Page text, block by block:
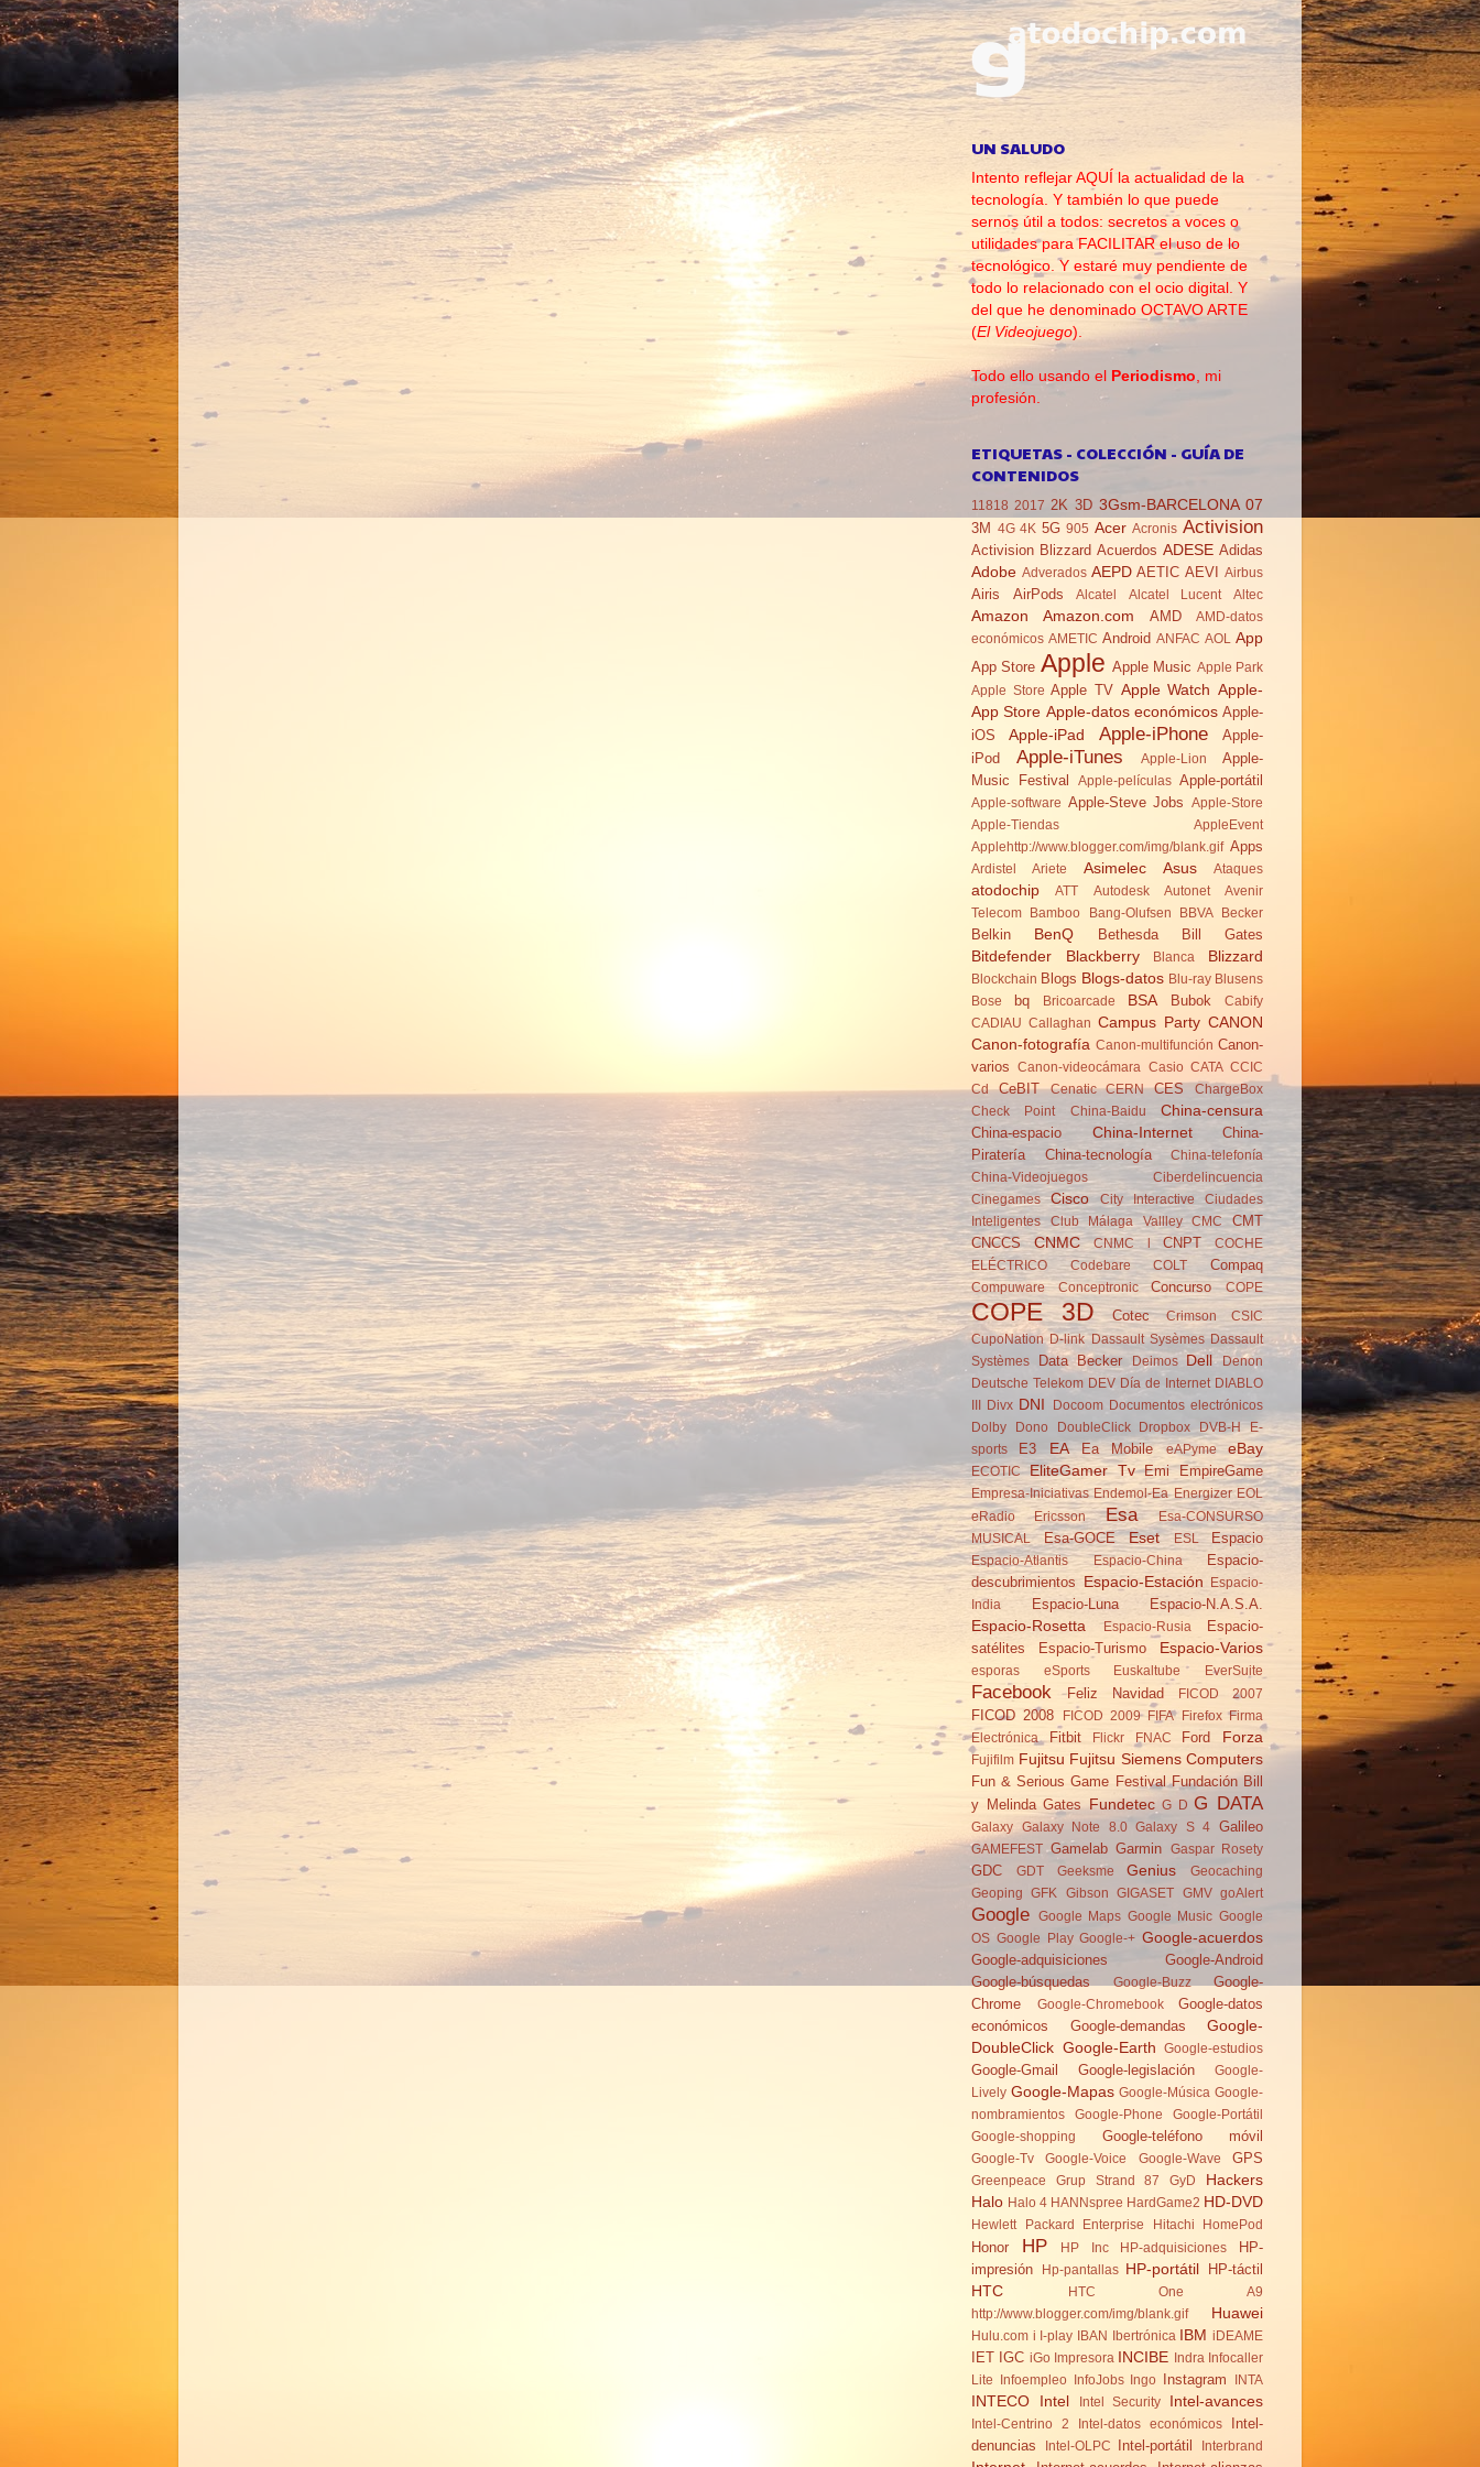
UN SALUDO
Intento reflejar AQUÍ la actualidad de la
tecnología. Y también lo que puede
sernos útil a todos: secretos a voces o
utilidades para FACILITAR el uso de lo
tecnológico. Y estaré muy pendiente de
todo lo relacionado con el ocio digital. Y
del que he denominado OCTAVO ARTE
(El Videojuego).
Todo ello usando el Periodismo , mi
profesión.
ETIQUETAS - COLECCIÓN - GUÍA DE
CONTENIDOS
11818 2017 2K 3D 3Gsm-BARCELONA 07
3M 4G 4K 5G 905 Acer Acronis Activision
Activision Blizzard Acuerdos ADESE Adidas
Adobe Adverados AEPD AETIC AEVI Airbus
Airis AirPods Alcatel Alcatel Lucent Altec
Amazon Amazon.com AMD
AMD-datos
económicos AMETIC Android ANFAC AOL App
App Store Apple Apple Music Apple Park
Apple Store Apple TV Apple Watch Apple-
App Store Apple-datos económicos Apple-
iOS
Apple-iPad Apple-iPhone
Apple-
iPod
Apple-iTunes Apple-Lion
Apple-
Music Festival
Apple-películas Apple-portátil
Apple-software Apple-Steve Jobs
Apple-Store
Apple-Tiendas
AppleEvent
Applehttp://www.blogger.com/img/blank.gif Apps
Ardistel Ariete Asimelec Asus Ataques
atodochip ATT Autodesk Autonet
Avenir
Telecom
Bamboo Bang-Olufsen BBVA Becker
Belkin BenQ Bethesda Bill Gates
Bitdefender Blackberry Blanca Blizzard
Blockchain Blogs Blogs-datos Blu-ray Blusens
Bose
bq Brico­arcade BSA Bubok
Cabify
CADIAU Callaghan Campus Party CANON
Canon-fotografía Canon-multifunción Canon-
varios
Canon-videocámara Casio CATA CCIC
Cd
CeBIT Cenatic CERN CES
ChargeBox
Check Point
China-Baidu China-censura
China-espacio China-Internet
China-
Piratería
China-tecnología
China-telefonía
China-Videojuegos
Ciberdelincuencia
Cinegames
Cisco City Interactive
Ciudades
Inteligentes
Club Málaga Vallley CMC
CMT
CNCCS
CNMC CNMC l CNPT
COCHE
ELÉCTRICO
Codebare COLT Compaq
Compuware Conceptronic Concurso COPE
COPE 3D Cotec Crimson
CSIC
CupoNation D-link Dassault Sysèmes Dassault
Systèmes
Data Becker Deimos Dell
Denon
Deutsche Telekom DEV Día de Internet DIABLO
Divx DNI Docoom
Documentos electrónicos
Dolby
Dono DoubleClick Dropbox DVB-H
E-
sports
E3 EA Ea Mobile eAPyme eBay
ECOTIC EliteGamer Tv Emi EmpireGame
Empresa-Iniciativas Endemol-Ea Energizer EOL
eRadio
Ericsson Esa
Esa-CONSURSO
MUSICAL
Esa-GOCE Eset ESL Espacio
Espacio-Atlantis Espacio-China
Espacio-
descubrimientos Espacio-Estación
Espacio-
India
Espacio-Luna Espacio-N.A.S.A.
Espacio-Rosetta Espacio-Rusia
Espacio-
satélites
Espacio-Turismo Espacio-Varios
esporas eSports Euskaltube EverSuite
Facebook Feliz Navidad FICOD 2007
FICOD 2008 FICOD 2009 FIFA Firefox Firma
Electrónica
Fitbit Flickr FNAC Ford Forza
Fujifilm Fujitsu Fujitsu Siemens Computers
Fun & Serious Game Festival Fundación Bill
y Melinda Gates Fundetec G D G DATA
Galaxy Galaxy Note 8.0 Galaxy S 4 Galileo
GAMEFEST Gamelab Garmin Gaspar Rosety
GDC GDT Geeksme Genius
Geocaching
Geoping
GFK Gibson GIGASET GMV goAlert
Google Google Maps Google Music Google
OS Google Play Google-+ Google-acuerdos
Google-adquisiciones
Google-Android
Google-búsquedas
Google-Buzz
Google-
Chrome
Google-Chromebook
Google-datos
económicos
Google-demandas
Google-
DoubleClick Google-Earth Google-estudios
Google-Gmail Google-legislación
Google-
Lively Google-Mapas Google-Música Google-
nombramientos
Google-Phone
Google-Portátil
Google-shopping
Google-teléfono móvil
Google-Tv Google-Voice Google-Wave GPS
Greenpeace Grup Strand 87 GyD
Hackers
Halo Halo 4 HANNspree HardGame2 HD-DVD
Hewlett Packard Enterprise Hitachi HomePod
Honor HP HP Inc HP-adquisiciones
HP-
impresión
Hp-pantallas HP-portátil HP-táctil
HTC
HTC One A9
http://www.blogger.com/img/blank.gif
Huawei
Hulu.com i I-play IBAN Ibertrónica IBM iDEAME
IET IGC iGo Impresora INCIBE Indra Infocaller
Lite
Infoempleo InfoJobs Ingo Instagram INTA
INTECO Intel Intel Security Intel-avances
Intel-Centrino 2 Intel-datos económicos
Intel-
denuncias
Intel-OLPC Intel-portátil Interbrand